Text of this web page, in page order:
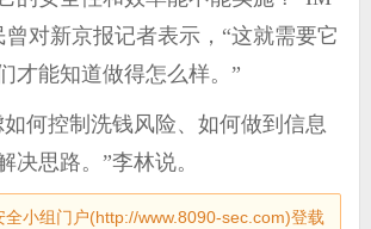
对新京报记者表示，“这就需要它
才能知道做得怎么样。”
何控制洗钱风险、如何做到信息
决思路。”李林说。
全小组门户(http://www.8090-sec.com)登载